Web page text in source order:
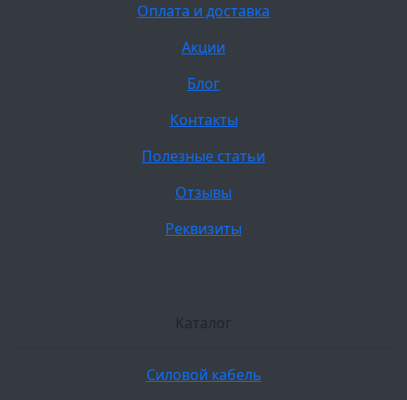
Оплата и доставка
Акции
Блог
Контакты
Полезные статьи
Отзывы
Реквизиты
Каталог
Силовой кабель